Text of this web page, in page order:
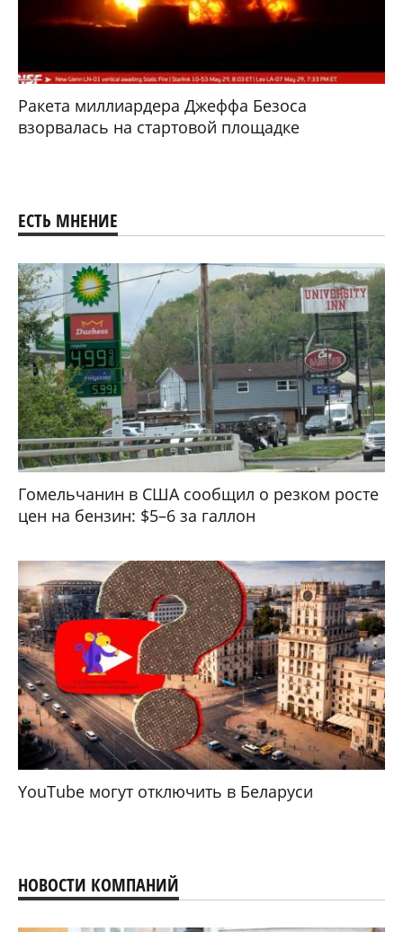
Ракета миллиардера Джеффа Безоса
взорвалась на стартовой площадке
ЕСТЬ МНЕНИЕ
Гомельчанин в США сообщил о резком росте
цен на бензин: $5–6 за галлон
YouTube могут отключить в Беларуси
НОВОСТИ КОМПАНИЙ